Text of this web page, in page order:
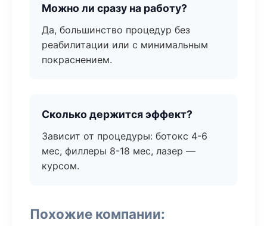
Можно ли сразу на работу?
Да, большинство процедур без
реабилитации или с минимальным
покраснением.
Сколько держится эффект?
Зависит от процедуры: ботокс 4-6
мес, филлеры 8-18 мес, лазер —
курсом.
Похожие компании: